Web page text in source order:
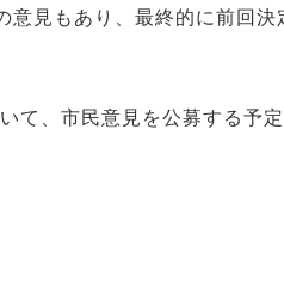
見もあり、最終的に前回
、市民意見を公募する予